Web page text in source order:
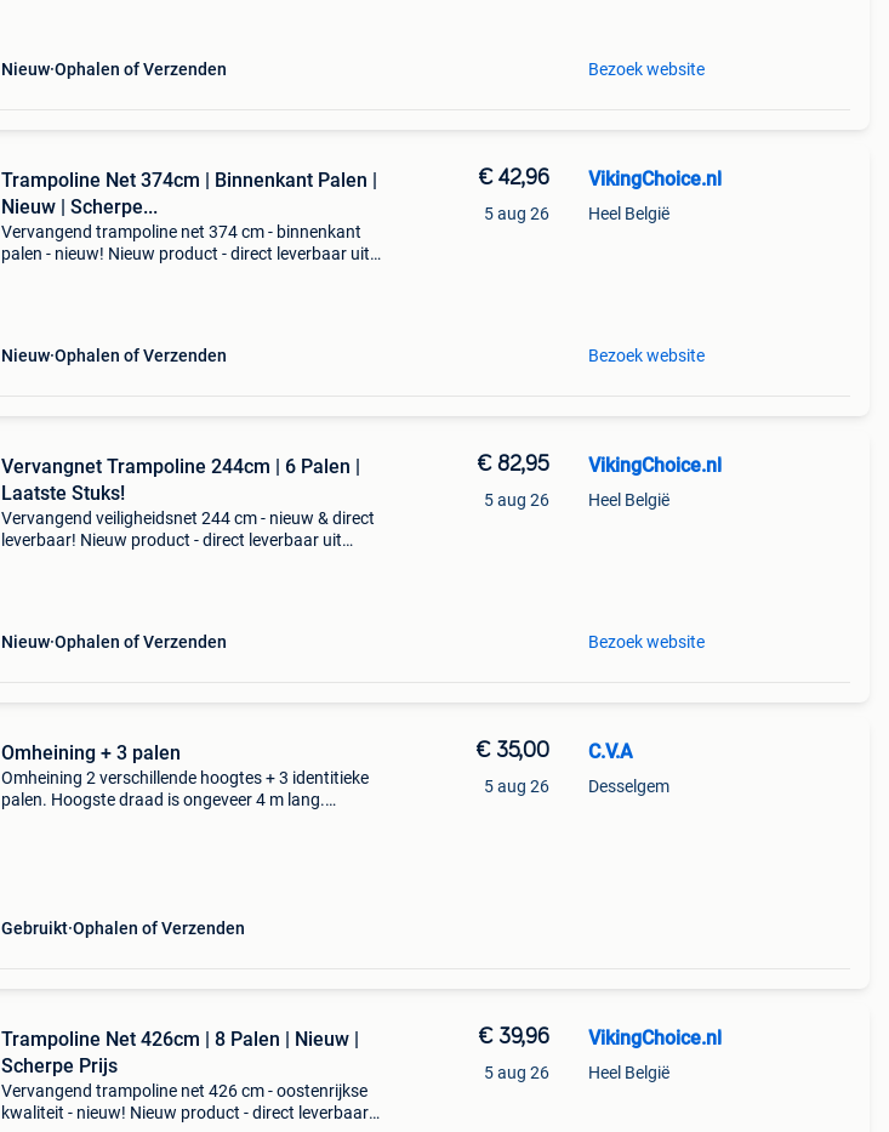
Nieuw Ophalen of Verzenden Bezoek website
Trampoline Net 374cm | Binnenkant Palen |
Nieuw | Scherpe...
Vervangend trampoline net 374 cm - binnenkant
palen - nieuw! Nieuw product - direct leverbaar uit
Nieuw Ophalen of Verzenden
€ 42,96
5 aug 26
VikingChoice.nl
Heel België
Bezoek website
Vervangnet Trampoline 244cm | 6 Palen |
Laatste Stuks!
Vervangend veiligheidsnet 244 cm - nieuw & direct
leverbaar! Nieuw product - direct leverbaar uit
Nieuw Ophalen of Verzenden
€ 82,95
5 aug 26
VikingChoice.nl
Heel België
Bezoek website
Omheining + 3 palen
Omheining 2 verschillende hoogtes + 3 identitieke
palen. Hoogste draad is ongeveer 4 m lang.
Gebruikt Ophalen of Verzenden
€ 35,00
5 aug 26
C.V.A
Desselgem
Trampoline Net 426cm | 8 Palen | Nieuw |
Scherpe Prijs
Vervangend trampoline net 426 cm - oostenrijkse
kwaliteit - nieuw! Nieuw product - direct leverbaar
€ 39,96
5 aug 26
VikingChoice.nl
Heel België